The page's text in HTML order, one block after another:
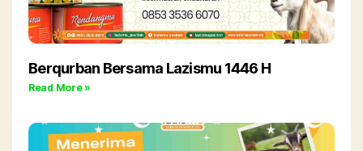
Berqurban Bersama Lazismu 1446 H
Read More »